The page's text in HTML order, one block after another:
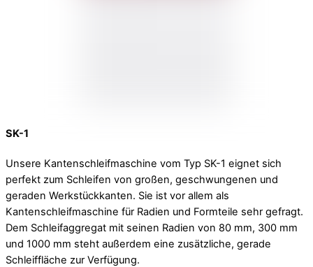
SK-1
Unsere Kantenschleifmaschine vom Typ SK-1 eignet sich
perfekt zum Schleifen von großen, geschwungenen und
geraden Werkstückkanten. Sie ist vor allem als
Kantenschleifmaschine für Radien und Formteile sehr gefragt.
Dem Schleifaggregat mit seinen Radien von 80 mm, 300 mm
und 1000 mm steht außerdem eine zusätzliche, gerade
Schleiffläche zur Verfügung.